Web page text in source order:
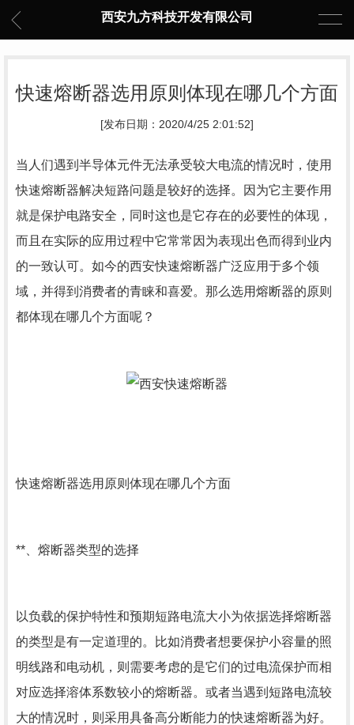
西安九方科技开发有限公司
快速熔断器选用原则体现在哪几个方面
[发布日期：2020/4/25 2:01:52]
当人们遇到半导体元件无法承受较大电流的情况时，使用
快速熔断器解决短路问题是较好的选择。因为它主要作用
就是保护电路安全，同时这也是它存在的必要性的体现，
而且在实际的应用过程中它常常因为表现出色而得到业内
的一致认可。如今的西安快速熔断器广泛应用于多个领
域，并得到消费者的青睐和喜爱。那么选用熔断器的原则
都体现在哪几个方面呢？
快速熔断器选用原则体现在哪几个方面
**、熔断器类型的选择
以负载的保护特性和预期短路电流大小为依据选择熔断器
的类型是有一定道理的。比如消费者想要保护小容量的照
明线路和电动机，则需要考虑的是它们的过电流保护而相
对应选择溶体系数较小的熔断器。或者当遇到短路电流较
大的情况时，则采用具备高分断能力的快速熔断器为好。